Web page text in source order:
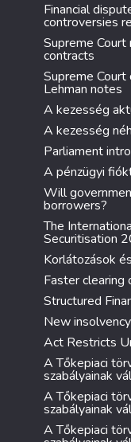
Financial
controversies
Supreme
contracts
Supreme
Lehman notes
A kezesség
A kezesség
Parliament
A pénzügyi
Will
borrowers?
The
Securitisation
Korlátozások
Faster
Structured
New
Act Restricts
A Tőkepiaci
szabályainak
A Tőkepiaci
szabályainak
A Tőkepiaci